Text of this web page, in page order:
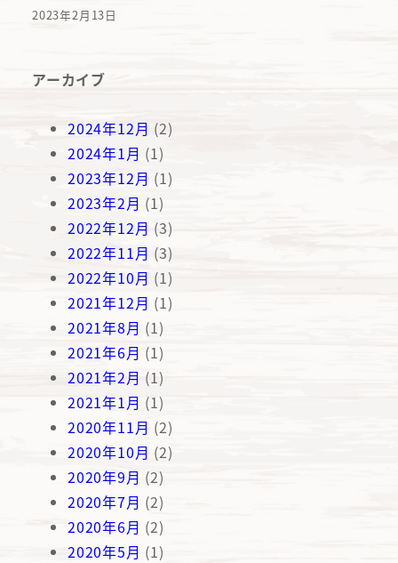
2023年2月13日
アーカイブ
2024年12月 (2)
2024年1月 (1)
2023年12月 (1)
2023年2月 (1)
2022年12月 (3)
2022年11月 (3)
2022年10月 (1)
2021年12月 (1)
2021年8月 (1)
2021年6月 (1)
2021年2月 (1)
2021年1月 (1)
2020年11月 (2)
2020年10月 (2)
2020年9月 (2)
2020年7月 (2)
2020年6月 (2)
2020年5月 (1)